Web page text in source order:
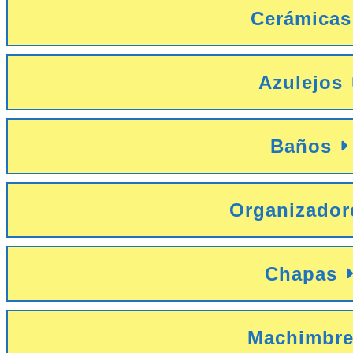
Cerámicas
Azulejos
Baños
Chapas